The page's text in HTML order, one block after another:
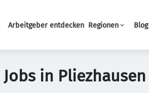
Haupt-Navigation
Arbeitgeber entdecken Regionen Blog
in Pliezhausen